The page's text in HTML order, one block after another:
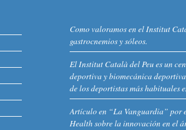
Como valoramos en el Institut
gastrocnemios y sóleos.
El Institut Català del Peu es un
deportiva y biomecánica
de los deportistas más habituales
Artículo en “La Vanguardia” por
Health sobre la innovación en el